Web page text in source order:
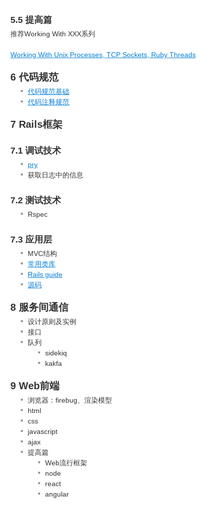
5.5 提高篇
推荐Working With XXX系列
Working With Unix Processes, TCP Sockets, Ruby Threads
6 代码规范
代码规范基础
代码注释规范
7 Rails框架
7.1 调试技术
pry
获取日志中的信息
7.2 测试技术
Rspec
7.3 应用层
MVC结构
常用类库
Rails guide
源码
8 服务间通信
设计原则及实例
接口
队列
sidekiq
kakfa
9 Web前端
浏览器：firebug、渲染模型
html
css
javascript
ajax
提高篇
Web流行框架
node
react
angular